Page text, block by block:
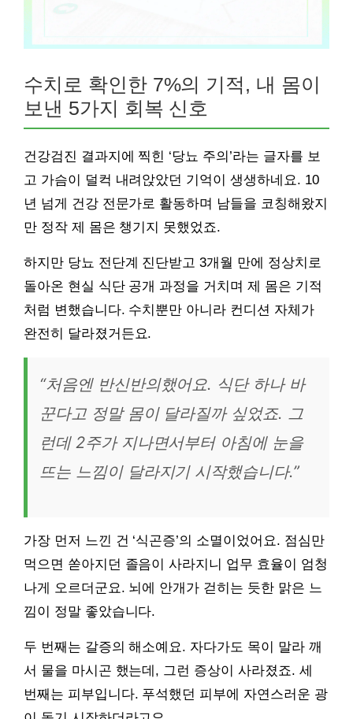
수치로 확인한 7%의 기적, 내 몸이
보낸 5가지 회복 신호
건강검진 결과지에 찍힌 ‘당뇨 주의’라는 글자를 보
고 가슴이 덜컥 내려앉았던 기억이 생생하네요. 10
년 넘게 건강 전문가로 활동하며 남들을 코칭해왔지
만 정작 제 몸은 챙기지 못했었죠.
하지만 당뇨 전단계 진단받고 3개월 만에 정상치로
돌아온 현실 식단 공개 과정을 거치며 제 몸은 기적
처럼 변했습니다. 수치뿐만 아니라 컨디션 자체가
완전히 달라졌거든요.
“처음엔 반신반의했어요. 식단 하나 바
꾼다고 정말 몸이 달라질까 싶었죠. 그
런데 2주가 지나면서부터 아침에 눈을
뜨는 느낌이 달라지기 시작했습니다.”
가장 먼저 느낀 건 ‘식곤증’의 소멸이었어요. 점심만
먹으면 쏟아지던 졸음이 사라지니 업무 효율이 엄청
나게 오르더군요. 뇌에 안개가 걷히는 듯한 맑은 느
낌이 정말 좋았습니다.
두 번째는 갈증의 해소예요. 자다가도 목이 말라 깨
서 물을 마시곤 했는데, 그런 증상이 사라졌죠. 세
번째는 피부입니다. 푸석했던 피부에 자연스러운 광